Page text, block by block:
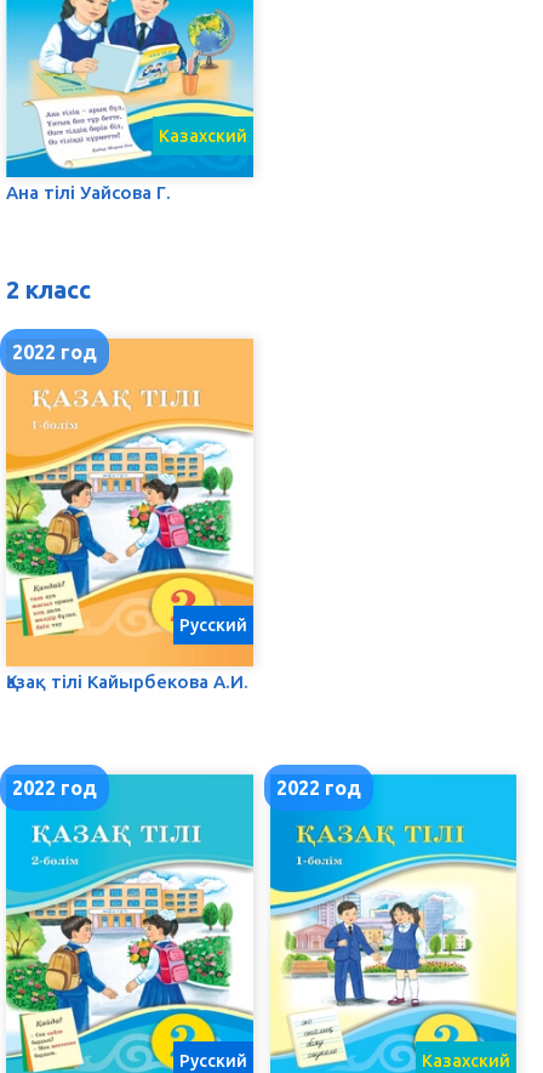
Ана тілі Уайсова Г.
Казахский
2 класс
2022 год
Қазақ тілі Кайырбекова А.И.
Русский
2022 год
Русский
2022 год
Казахский